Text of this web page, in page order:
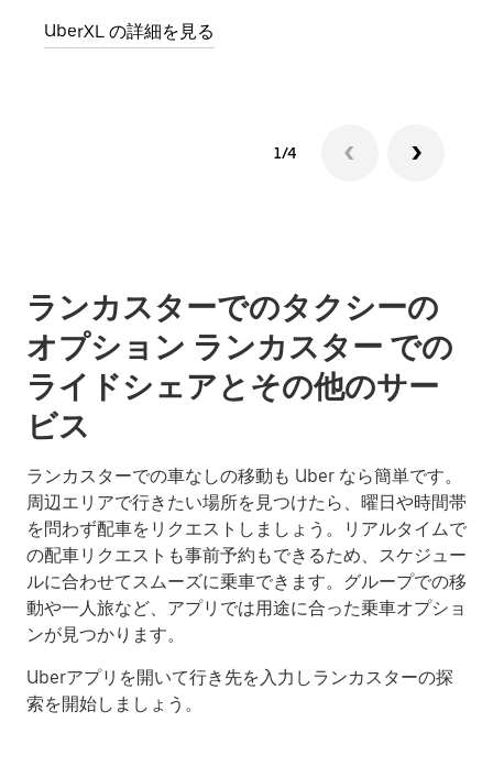
UberXL の詳細を見る
1/4
ランカスターでのタクシーの
オプション ランカスター での
ライドシェアとその他のサー
ビス
ランカスターでの車なしの移動も Uber なら簡単です。
周辺エリアで行きたい場所を見つけたら、曜日や時間帯
を問わず配車をリクエストしましょう。リアルタイムで
の配車リクエストも事前予約もできるため、スケジュー
ルに合わせてスムーズに乗車できます。グループでの移
動や一人旅など、アプリでは用途に合った乗車オプショ
ンが見つかります。
Uberアプリを開いて行き先を入力しランカスターの探
索を開始しましょう。